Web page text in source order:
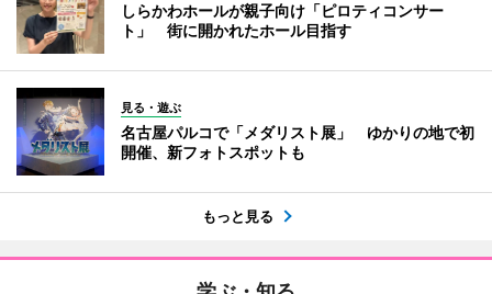
しらかわホールが親子向け「ピロティコンサー
ト」 街に開かれたホール目指す
見る・遊ぶ
名古屋パルコで「メダリスト展」 ゆかりの地で初
開催、新フォトスポットも
もっと見る